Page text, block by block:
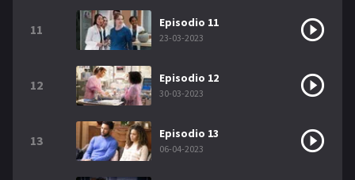
11 Episodio 11
23-03-2023
12 Episodio 12
30-03-2023
13 Episodio 13
06-04-2023